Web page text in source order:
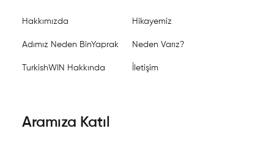
Hakkımızda Hikayemiz
Adımız Neden BinYaprak Neden Varız?
TurkishWIN Hakkında İletişim
Aramıza Katıl